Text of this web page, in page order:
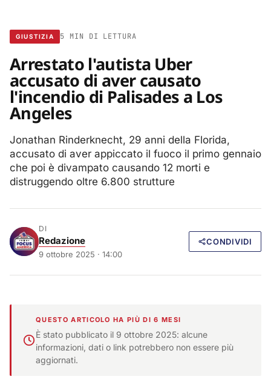
GIUSTIZIA 5 MIN DI LETTURA
Arrestato l'autista Uber
accusato di aver causato
l'incendio di Palisades a Los
Angeles
Jonathan Rinderknecht, 29 anni della Florida,
accusato di aver appiccato il fuoco il primo gennaio
che poi è divampato causando 12 morti e
distruggendo oltre 6.800 strutture
DI
Redazione
9 ottobre 2025 · 14:00
CONDIVIDI
QUESTO ARTICOLO HA PIÙ DI 6 MESI
È stato pubblicato il 9 ottobre 2025: alcune
informazioni, dati o link potrebbero non essere più
aggiornati.